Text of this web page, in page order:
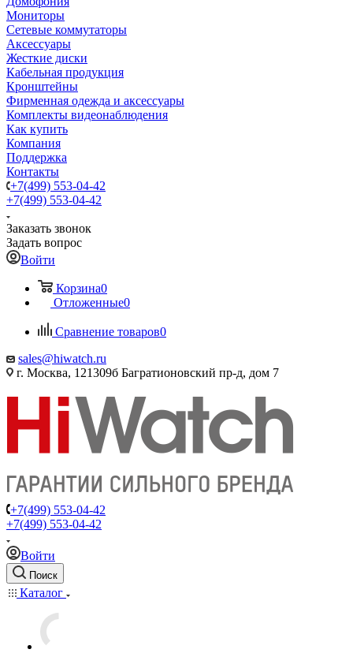
Мониторы
Сетевые коммутаторы
Аксессуары
Жесткие диски
Кабельная продукция
Кронштейны
Фирменная одежда и аксессуары
Комплекты видеонаблюдения
Как купить
Компания
Поддержка
Контакты
+7(499) 553-04-42
+7(499) 553-04-42
Заказать звонок
Задать вопрос
Войти
Корзина0
Отложенные0
Сравнение товаров0
sales@hiwatch.ru
г. Москва, 121309б Багратионовский пр-д, дом 7
+7(499) 553-04-42
+7(499) 553-04-42
Войти
Поиск
Каталог